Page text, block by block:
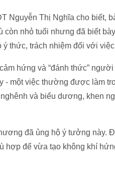
Nguyễn Thị Nghĩa cho biết,
nhỏ tuổi nhưng đã biết
thức, trách nhiệm đối với
hứng và “đánh thức”
- một việc thường được làm
và biểu dương, khen
đã ủng hộ ý tưởng này.
hợp để vừa tạo không khí